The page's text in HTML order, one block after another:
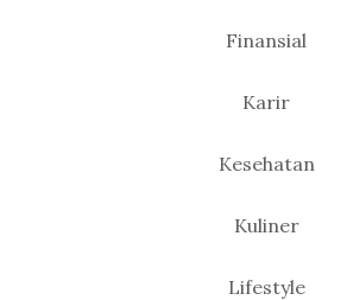
Finansial
Karir
Kesehatan
Kuliner
Lifestyle